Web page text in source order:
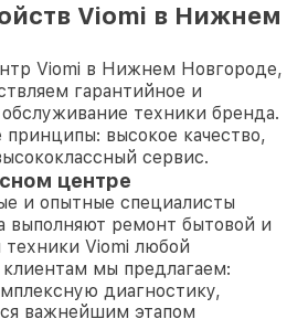
Viomi в Нижнем
Viomi в Нижнем Новгороде,
гарантийное и
техники бренда.
высокое качество,
сервис.
центре
и опытные специалисты
выполняют ремонт бытовой и
техники Viomi любой
мы предлагаем:
диагностику,
важнейшим этапом